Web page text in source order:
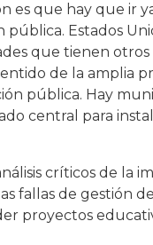
es que hay que ir
Estados
que tienen
de la amplia
pública. Hay
central para
críticos de la
fallas de gestión
proyectos